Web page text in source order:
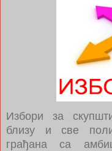
Избори за
близу и све
грађана са